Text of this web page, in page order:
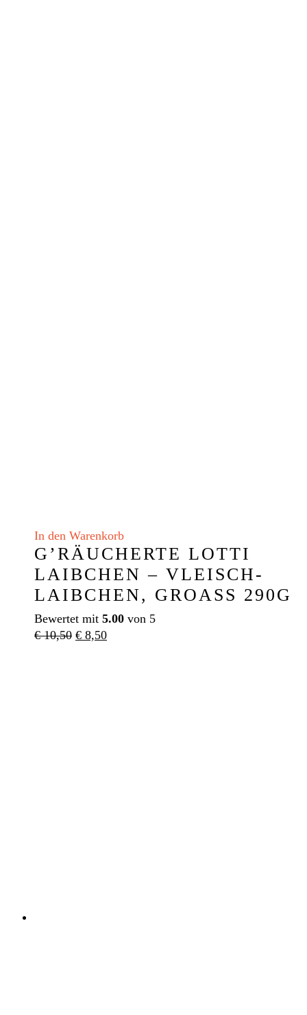
In den Warenkorb
G’RÄUCHERTE LOTTI
LAIBCHEN – VLEISCH-
LAIBCHEN, GROASS 290G
Bewertet mit 5.00 von 5
€10,50 Ursprünglicher
€ 8,50Aktueller